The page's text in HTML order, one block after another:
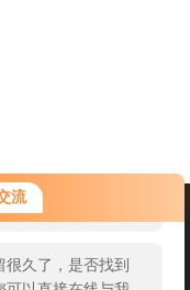
流
咨询，很高兴为您
咨询什么问题呢？
久了，是否找到
楼1201